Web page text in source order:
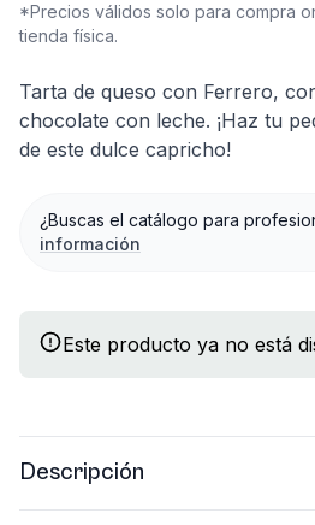
*Precios válidos solo para compra
tienda física.
Descripción
Tarta de queso con Ferrero,
chocolate con leche. ¡Haz tu
de este dulce capricho!
¿Buscas el catálogo para
información
Este producto ya no está
Descripción